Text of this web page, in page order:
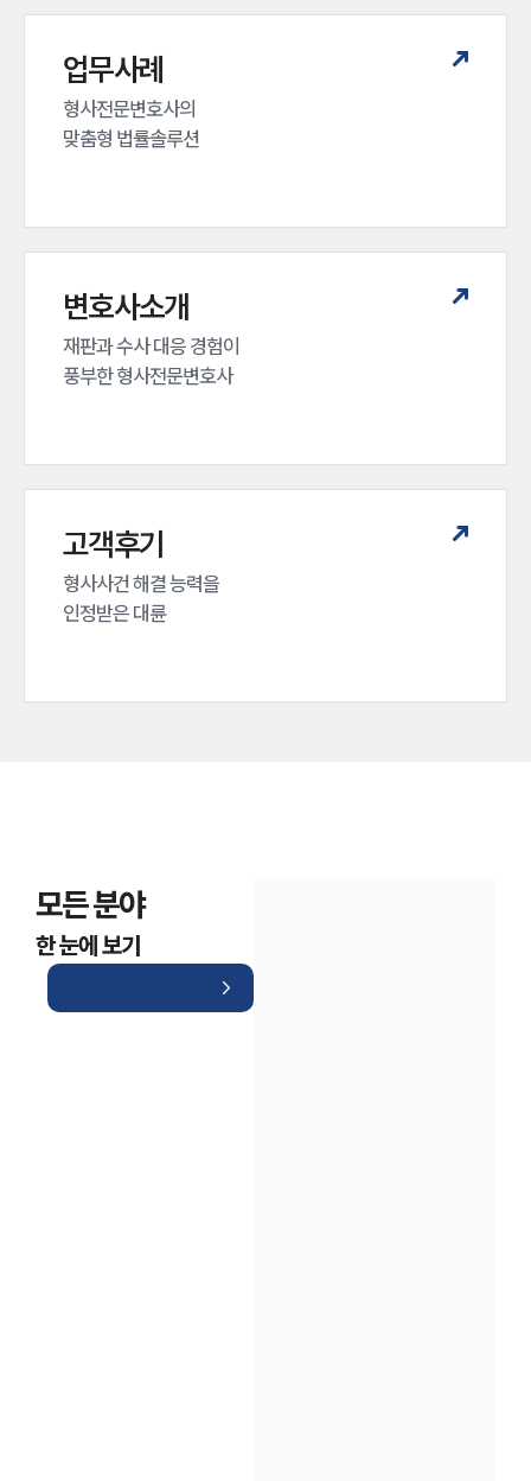
업무사례
형사전문변호사의
맞춤형 법률솔루션
변호사소개
재판과 수사 대응 경험이
풍부한 형사전문변호사
고객후기
형사사건 해결 능력을
인정받은 대륜
모든 분야
한 눈에 보기